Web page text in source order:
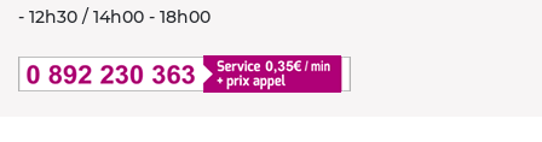
- 12h30 / 14h00 - 18h00